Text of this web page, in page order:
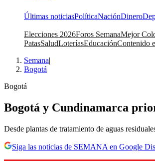
Últimas noticiasPolíticaNaciónDinero
Elecciones 2026Foros SemanaMejor
PatasSaludLoteríasEducaciónContenido
Semana|
Bogotá
Bogotá
Bogotá y Cundinamarca
Desde plantas de tratamiento de aguas
Siga las noticias de SEMANA en Google